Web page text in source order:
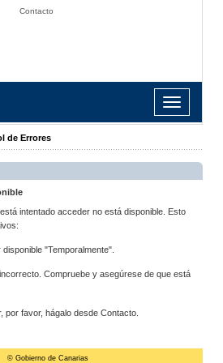
Contacto
Toggle
navigation
de Errores
intentado acceder no está disponible. Esto
"Temporalmente".
Compruebe y asegúrese de que está
por favor, hágalo desde Contacto.
© Gobierno de Canarias